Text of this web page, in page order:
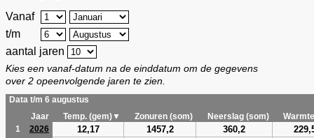
Vanaf
t/m
aantal jaren
Kies een vanaf-datum na de einddatum om de gegevens
over 2 opeenvolgende jaren te zien.
Data t/m 6 augustus
Jaar
Temp. (gem)▼ Zonuren (som) Neerslag (som)
1
2026 12,17 1457,2 360,2